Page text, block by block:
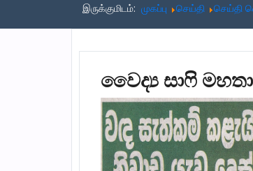
இருக்குமிடம்: முகப்பு செய்தி செய்தி
වෛද්‍ය සාෆි